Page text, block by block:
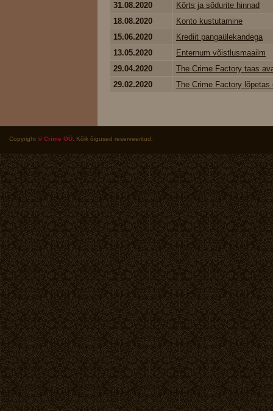
31.08.2020
Kõrts ja sõdurite hinnad
18.08.2020
Konto kustutamine
15.06.2020
Krediit pangaülekandega
13.05.2020
Enternum võistlusmaailm
29.04.2020
The Crime Factory taas
29.02.2020
The Crime Factory
Copyright © Crime OÜ . Kõik õigused reserveeritud.